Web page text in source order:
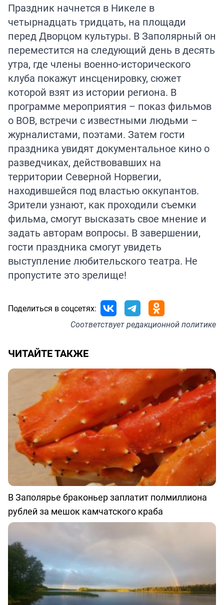
Праздник начнется в Никеле в
четырнадцать тридцать, на площади
перед Дворцом культуры. В Заполярный он
переместится на следующий день в десять
утра, где члены военно-исторического
клуба покажут инсценировку, сюжет
которой взят из истории региона. В
программе мероприятия – показ фильмов
о ВОВ, встречи с известными людьми –
журналистами, поэтами. Затем гости
праздника увидят документальное кино о
разведчиках, действовавших на
территории Северной Норвегии,
находившейся под властью оккупантов.
Зрители узнают, как проходили съемки
фильма, смогут высказать свое мнение и
задать авторам вопросы. В завершении,
гости праздника смогут увидеть
выступление любительского театра. Не
пропустите это зрелище!
Поделиться в соцсетях:
Соответствуетредакционной политике
ЧИТАЙТЕ ТАКЖЕ
В Заполярье браконьер заплатит полмиллиона
рублей за мешок камчатского краба